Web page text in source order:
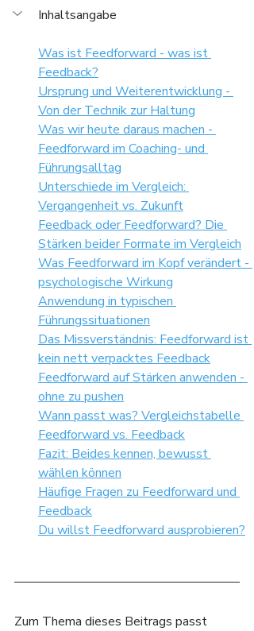
Inhaltsangabe
Was ist Feedforward - was ist
Feedback?
Ursprung und Weiterentwicklung -
Von der Technik zur Haltung
Was wir heute daraus machen -
Feedforward im Coaching- und
Führungsalltag
Unterschiede im Vergleich:
Vergangenheit vs. Zukunft
Feedback oder Feedforward? Die
Stärken beider Formate im Vergleich
Was Feedforward im Kopf verändert -
psychologische Wirkung
Anwendung in typischen
Führungssituationen
Das Missverständnis: Feedforward ist
kein nett verpacktes Feedback
Feedforward auf Stärken anwenden -
ohne zu pushen
Wann passt was? Vergleichstabelle
Feedforward vs. Feedback
Fazit: Beides kennen, bewusst
wählen können
Häufige Fragen zu Feedforward und
Feedback
Du willst Feedforward ausprobieren?
Zum Thema dieses Beitrags passt